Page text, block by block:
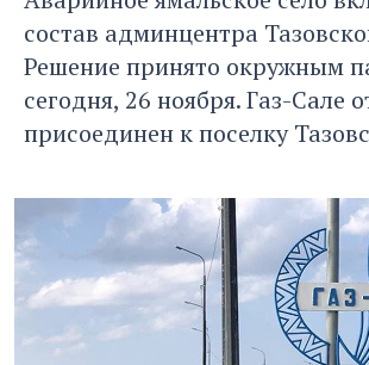
состав админцентра
Решение принято окружным
сегодня, 26 ноября. Газ-Сале
присоединен к поселку